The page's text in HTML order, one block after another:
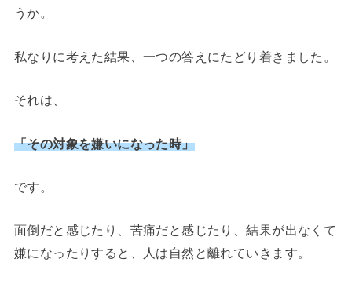
うか。
私なりに考えた結果、一つの答えにたどり着きました。
それは、
「その対象を嫌いになった時」
です。
面倒だと感じたり、苦痛だと感じたり、結果が出なくて
嫌になったりすると、人は自然と離れていきます。